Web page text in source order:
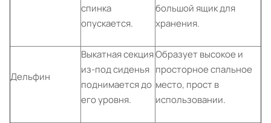
спинка
опускается.
большой ящик для
хранения.
Дельфин
Выкатная секция
из-под сиденья
поднимается до
его уровня.
Образует высокое и
просторное спальное
место, прост в
использовании.